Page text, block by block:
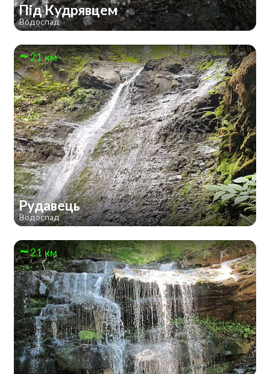
Під Кудрявцем
Водоспад
21 км
Рудавець
Водоспад
21 км